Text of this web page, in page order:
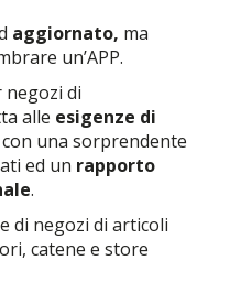
aggiornato, ma
un’APP.
di
alle esigenze di
con una sorprendente
ed un rapporto
.
di negozi di articoli
catene e store